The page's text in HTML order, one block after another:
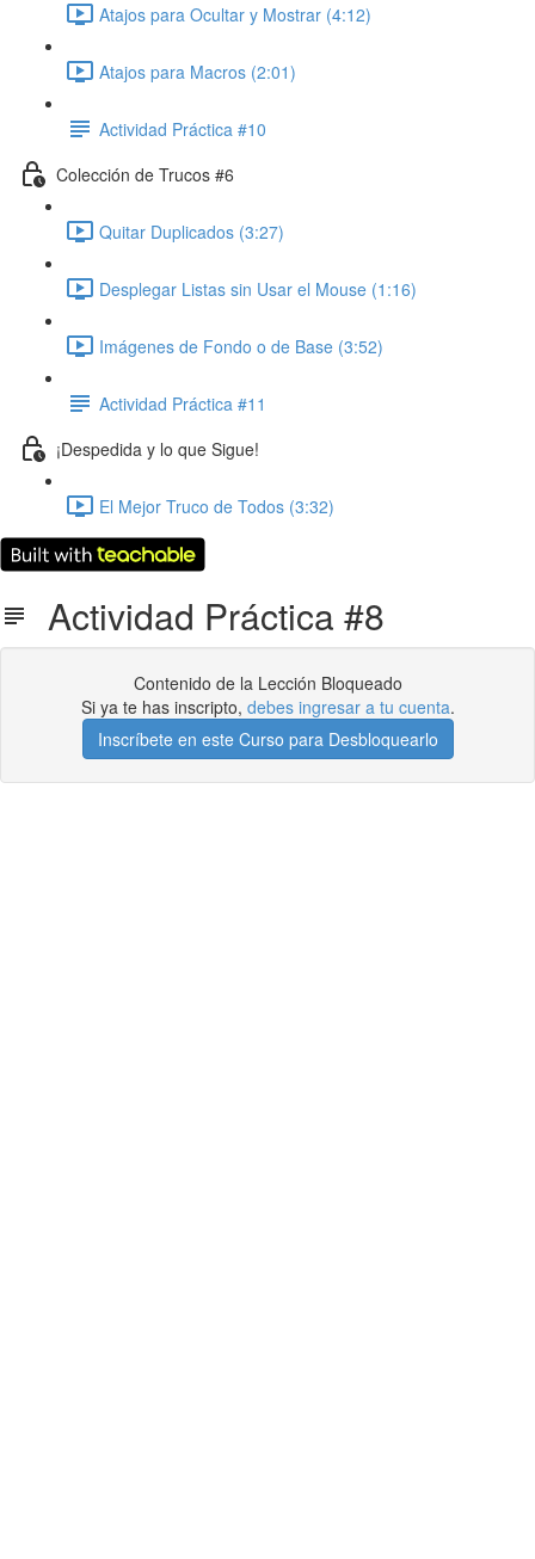
Atajos para Ocultar y Mostrar (4:12)
Atajos para Macros (2:01)
Actividad Práctica #10
Colección de Trucos #6
Quitar Duplicados (3:27)
Desplegar Listas sin Usar el Mouse (1:16)
Imágenes de Fondo o de Base (3:52)
Actividad Práctica #11
¡Despedida y lo que Sigue!
El Mejor Truco de Todos (3:32)
Actividad Práctica #8
Contenido de la Lección Bloqueado
Si ya te has inscripto, debes ingresar a tu cuenta.
Inscríbete en este Curso para Desbloquearlo